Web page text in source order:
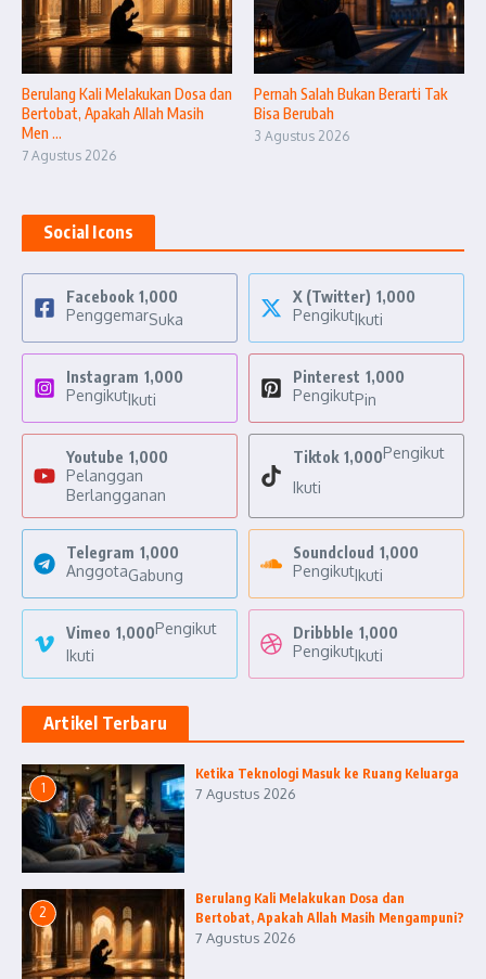
Berulang Kali Melakukan Dosa dan
Bertobat, Apakah Allah Masih
Men ...
7 Agustus 2026
Pernah Salah Bukan Berarti Tak
Bisa Berubah
3 Agustus 2026
Social Icons
Facebook 1,000
PenggemarSuka
X (Twitter) 1,000
PengikutIkuti
Instagram 1,000
PengikutIkuti
Pinterest 1,000
PengikutPin
Youtube 1,000
Pelanggan
Berlangganan
Tiktok 1,000Pengikut
Ikuti
Telegram 1,000
AnggotaGabung
Soundcloud 1,000
PengikutIkuti
Vimeo 1,000Pengikut
Ikuti
Dribbble 1,000
PengikutIkuti
Artikel Terbaru
1
Ketika Teknologi Masuk ke Ruang Keluarga
7 Agustus 2026
2
Berulang Kali Melakukan Dosa dan
Bertobat, Apakah Allah Masih Mengampuni?
7 Agustus 2026